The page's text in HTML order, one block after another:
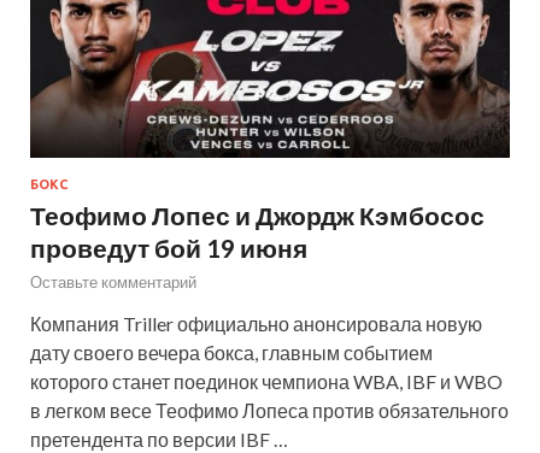
БОКС
Теофимо Лопес и Джордж Кэмбосос
проведут бой 19 июня
Оставьте комментарий
Компания Triller официально анонсировала новую
дату своего вечера бокса, главным событием
которого станет поединок чемпиона WBA, IBF и WBO
в легком весе Теофимо Лопеса против обязательного
претендента по версии IBF …